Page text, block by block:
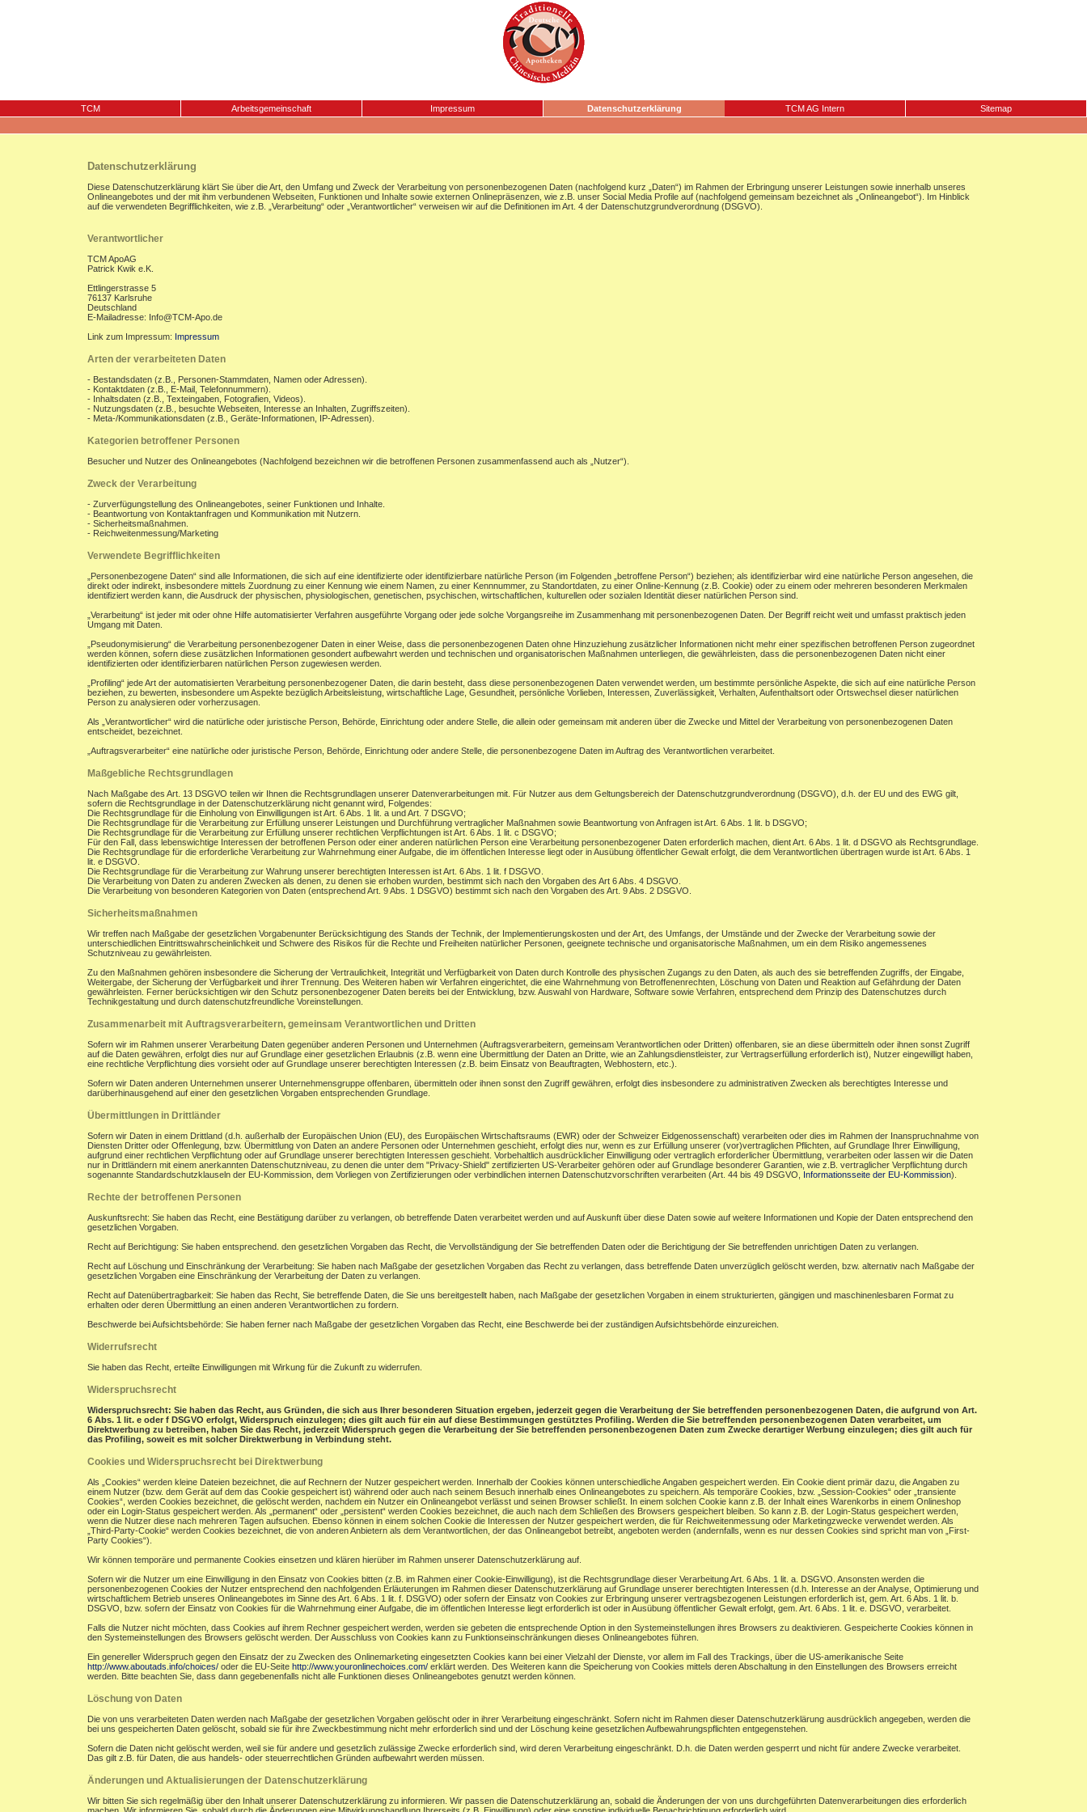
TCM Arbeitsgemeinschaft Impressum Datenschutzerklärung TCM AG Intern Sitemap
Datenschutzerklärung
Diese Datenschutzerklärung klärt Sie über die Art, den Umfang und Zweck der Verarbeitung von personenbezogenen Daten (nachfolgend kurz „Daten“) im Rahmen der Erbringung unserer Leistungen sowie innerhalb unseres
Onlineangebotes und der mit ihm verbundenen Webseiten, Funktionen und Inhalte sowie externen Onlinepräsenzen, wie z.B. unser Social Media Profile auf (nachfolgend gemeinsam bezeichnet als „Onlineangebot“). Im Hinblick
auf die verwendeten Begrifflichkeiten, wie z.B. „Verarbeitung“ oder „Verantwortlicher“ verweisen wir auf die Definitionen im Art. 4 der Datenschutzgrundverordnung (DSGVO).
Verantwortlicher
TCM ApoAG
Patrick Kwik e.K.
Ettlingerstrasse 5
76137 Karlsruhe
Deutschland
E-Mailadresse: Info@TCM-Apo.de
Link zum Impressum: Impressum
Arten der verarbeiteten Daten
- Bestandsdaten (z.B., Personen-Stammdaten, Namen oder Adressen).
- Kontaktdaten (z.B., E-Mail, Telefonnummern).
- Inhaltsdaten (z.B., Texteingaben, Fotografien, Videos).
- Nutzungsdaten (z.B., besuchte Webseiten, Interesse an Inhalten, Zugriffszeiten).
- Meta-/Kommunikationsdaten (z.B., Geräte-Informationen, IP-Adressen).
Kategorien betroffener Personen
Besucher und Nutzer des Onlineangebotes (Nachfolgend bezeichnen wir die betroffenen Personen zusammenfassend auch als „Nutzer“).
Zweck der Verarbeitung
- Zurverfügungstellung des Onlineangebotes, seiner Funktionen und Inhalte.
- Beantwortung von Kontaktanfragen und Kommunikation mit Nutzern.
- Sicherheitsmaßnahmen.
- Reichweitenmessung/Marketing
Verwendete Begrifflichkeiten
„Personenbezogene Daten“ sind alle Informationen, die sich auf eine identifizierte oder identifizierbare natürliche Person (im Folgenden „betroffene Person“) beziehen; als identifizierbar wird eine natürliche Person angesehen, die
direkt oder indirekt, insbesondere mittels Zuordnung zu einer Kennung wie einem Namen, zu einer Kennnummer, zu Standortdaten, zu einer Online-Kennung (z.B. Cookie) oder zu einem oder mehreren besonderen Merkmalen
identifiziert werden kann, die Ausdruck der physischen, physiologischen, genetischen, psychischen, wirtschaftlichen, kulturellen oder sozialen Identität dieser natürlichen Person sind.
„Verarbeitung“ ist jeder mit oder ohne Hilfe automatisierter Verfahren ausgeführte Vorgang oder jede solche Vorgangsreihe im Zusammenhang mit personenbezogenen Daten. Der Begriff reicht weit und umfasst praktisch jeden
Umgang mit Daten.
„Pseudonymisierung“ die Verarbeitung personenbezogener Daten in einer Weise, dass die personenbezogenen Daten ohne Hinzuziehung zusätzlicher Informationen nicht mehr einer spezifischen betroffenen Person zugeordnet
werden können, sofern diese zusätzlichen Informationen gesondert aufbewahrt werden und technischen und organisatorischen Maßnahmen unterliegen, die gewährleisten, dass die personenbezogenen Daten nicht einer
identifizierten oder identifizierbaren natürlichen Person zugewiesen werden.
„Profiling“ jede Art der automatisierten Verarbeitung personenbezogener Daten, die darin besteht, dass diese personenbezogenen Daten verwendet werden, um bestimmte persönliche Aspekte, die sich auf eine natürliche Person
beziehen, zu bewerten, insbesondere um Aspekte bezüglich Arbeitsleistung, wirtschaftliche Lage, Gesundheit, persönliche Vorlieben, Interessen, Zuverlässigkeit, Verhalten, Aufenthaltsort oder Ortswechsel dieser natürlichen
Person zu analysieren oder vorherzusagen.
Als „Verantwortlicher“ wird die natürliche oder juristische Person, Behörde, Einrichtung oder andere Stelle, die allein oder gemeinsam mit anderen über die Zwecke und Mittel der Verarbeitung von personenbezogenen Daten
entscheidet, bezeichnet.
„Auftragsverarbeiter“ eine natürliche oder juristische Person, Behörde, Einrichtung oder andere Stelle, die personenbezogene Daten im Auftrag des Verantwortlichen verarbeitet.
Maßgebliche Rechtsgrundlagen
Nach Maßgabe des Art. 13 DSGVO teilen wir Ihnen die Rechtsgrundlagen unserer Datenverarbeitungen mit. Für Nutzer aus dem Geltungsbereich der Datenschutzgrundverordnung (DSGVO), d.h. der EU und des EWG gilt,
sofern die Rechtsgrundlage in der Datenschutzerklärung nicht genannt wird, Folgendes:
Die Rechtsgrundlage für die Einholung von Einwilligungen ist Art. 6 Abs. 1 lit. a und Art. 7 DSGVO;
Die Rechtsgrundlage für die Verarbeitung zur Erfüllung unserer Leistungen und Durchführung vertraglicher Maßnahmen sowie Beantwortung von Anfragen ist Art. 6 Abs. 1 lit. b DSGVO;
Die Rechtsgrundlage für die Verarbeitung zur Erfüllung unserer rechtlichen Verpflichtungen ist Art. 6 Abs. 1 lit. c DSGVO;
Für den Fall, dass lebenswichtige Interessen der betroffenen Person oder einer anderen natürlichen Person eine Verarbeitung personenbezogener Daten erforderlich machen, dient Art. 6 Abs. 1 lit. d DSGVO als Rechtsgrundlage.
Die Rechtsgrundlage für die erforderliche Verarbeitung zur Wahrnehmung einer Aufgabe, die im öffentlichen Interesse liegt oder in Ausübung öffentlicher Gewalt erfolgt, die dem Verantwortlichen übertragen wurde ist Art. 6 Abs. 1
lit. e DSGVO.
Die Rechtsgrundlage für die Verarbeitung zur Wahrung unserer berechtigten Interessen ist Art. 6 Abs. 1 lit. f DSGVO.
Die Verarbeitung von Daten zu anderen Zwecken als denen, zu denen sie erhoben wurden, bestimmt sich nach den Vorgaben des Art 6 Abs. 4 DSGVO.
Die Verarbeitung von besonderen Kategorien von Daten (entsprechend Art. 9 Abs. 1 DSGVO) bestimmt sich nach den Vorgaben des Art. 9 Abs. 2 DSGVO.
Sicherheitsmaßnahmen
Wir treffen nach Maßgabe der gesetzlichen Vorgabenunter Berücksichtigung des Stands der Technik, der Implementierungskosten und der Art, des Umfangs, der Umstände und der Zwecke der Verarbeitung sowie der
unterschiedlichen Eintrittswahrscheinlichkeit und Schwere des Risikos für die Rechte und Freiheiten natürlicher Personen, geeignete technische und organisatorische Maßnahmen, um ein dem Risiko angemessenes
Schutzniveau zu gewährleisten.
Zu den Maßnahmen gehören insbesondere die Sicherung der Vertraulichkeit, Integrität und Verfügbarkeit von Daten durch Kontrolle des physischen Zugangs zu den Daten, als auch des sie betreffenden Zugriffs, der Eingabe,
Weitergabe, der Sicherung der Verfügbarkeit und ihrer Trennung. Des Weiteren haben wir Verfahren eingerichtet, die eine Wahrnehmung von Betroffenenrechten, Löschung von Daten und Reaktion auf Gefährdung der Daten
gewährleisten. Ferner berücksichtigen wir den Schutz personenbezogener Daten bereits bei der Entwicklung, bzw. Auswahl von Hardware, Software sowie Verfahren, entsprechend dem Prinzip des Datenschutzes durch
Technikgestaltung und durch datenschutzfreundliche Voreinstellungen.
Zusammenarbeit mit Auftragsverarbeitern, gemeinsam Verantwortlichen und Dritten
Sofern wir im Rahmen unserer Verarbeitung Daten gegenüber anderen Personen und Unternehmen (Auftragsverarbeitern, gemeinsam Verantwortlichen oder Dritten) offenbaren, sie an diese übermitteln oder ihnen sonst Zugriff
auf die Daten gewähren, erfolgt dies nur auf Grundlage einer gesetzlichen Erlaubnis (z.B. wenn eine Übermittlung der Daten an Dritte, wie an Zahlungsdienstleister, zur Vertragserfüllung erforderlich ist), Nutzer eingewilligt haben,
eine rechtliche Verpflichtung dies vorsieht oder auf Grundlage unserer berechtigten Interessen (z.B. beim Einsatz von Beauftragten, Webhostern, etc.).
Sofern wir Daten anderen Unternehmen unserer Unternehmensgruppe offenbaren, übermitteln oder ihnen sonst den Zugriff gewähren, erfolgt dies insbesondere zu administrativen Zwecken als berechtigtes Interesse und
darüberhinausgehend auf einer den gesetzlichen Vorgaben entsprechenden Grundlage.
Übermittlungen in Drittländer
Sofern wir Daten in einem Drittland (d.h. außerhalb der Europäischen Union (EU), des Europäischen Wirtschaftsraums (EWR) oder der Schweizer Eidgenossenschaft) verarbeiten oder dies im Rahmen der Inanspruchnahme von
Diensten Dritter oder Offenlegung, bzw. Übermittlung von Daten an andere Personen oder Unternehmen geschieht, erfolgt dies nur, wenn es zur Erfüllung unserer (vor)vertraglichen Pflichten, auf Grundlage Ihrer Einwilligung,
aufgrund einer rechtlichen Verpflichtung oder auf Grundlage unserer berechtigten Interessen geschieht. Vorbehaltlich ausdrücklicher Einwilligung oder vertraglich erforderlicher Übermittlung, verarbeiten oder lassen wir die Daten
nur in Drittländern mit einem anerkannten Datenschutzniveau, zu denen die unter dem "Privacy-Shield" zertifizierten US-Verarbeiter gehören oder auf Grundlage besonderer Garantien, wie z.B. vertraglicher Verpflichtung durch
sogenannte Standardschutzklauseln der EU-Kommission, dem Vorliegen von Zertifizierungen oder verbindlichen internen Datenschutzvorschriften verarbeiten (Art. 44 bis 49 DSGVO, Informationsseite der EU-Kommission).
Rechte der betroffenen Personen
Auskunftsrecht: Sie haben das Recht, eine Bestätigung darüber zu verlangen, ob betreffende Daten verarbeitet werden und auf Auskunft über diese Daten sowie auf weitere Informationen und Kopie der Daten entsprechend den
gesetzlichen Vorgaben.
Recht auf Berichtigung: Sie haben entsprechend. den gesetzlichen Vorgaben das Recht, die Vervollständigung der Sie betreffenden Daten oder die Berichtigung der Sie betreffenden unrichtigen Daten zu verlangen.
Recht auf Löschung und Einschränkung der Verarbeitung: Sie haben nach Maßgabe der gesetzlichen Vorgaben das Recht zu verlangen, dass betreffende Daten unverzüglich gelöscht werden, bzw. alternativ nach Maßgabe der
gesetzlichen Vorgaben eine Einschränkung der Verarbeitung der Daten zu verlangen.
Recht auf Datenübertragbarkeit: Sie haben das Recht, Sie betreffende Daten, die Sie uns bereitgestellt haben, nach Maßgabe der gesetzlichen Vorgaben in einem strukturierten, gängigen und maschinenlesbaren Format zu
erhalten oder deren Übermittlung an einen anderen Verantwortlichen zu fordern.
Beschwerde bei Aufsichtsbehörde: Sie haben ferner nach Maßgabe der gesetzlichen Vorgaben das Recht, eine Beschwerde bei der zuständigen Aufsichtsbehörde einzureichen.
Widerrufsrecht
Sie haben das Recht, erteilte Einwilligungen mit Wirkung für die Zukunft zu widerrufen.
Widerspruchsrecht
Widerspruchsrecht: Sie haben das Recht, aus Gründen, die sich aus Ihrer besonderen Situation ergeben, jederzeit gegen die Verarbeitung der Sie betreffenden personenbezogenen Daten, die aufgrund von Art.
6 Abs. 1 lit. e oder f DSGVO erfolgt, Widerspruch einzulegen; dies gilt auch für ein auf diese Bestimmungen gestütztes Profiling. Werden die Sie betreffenden personenbezogenen Daten verarbeitet, um
Direktwerbung zu betreiben, haben Sie das Recht, jederzeit Widerspruch gegen die Verarbeitung der Sie betreffenden personenbezogenen Daten zum Zwecke derartiger Werbung einzulegen; dies gilt auch für
das Profiling, soweit es mit solcher Direktwerbung in Verbindung steht.
Cookies und Widerspruchsrecht bei Direktwerbung
Als „Cookies“ werden kleine Dateien bezeichnet, die auf Rechnern der Nutzer gespeichert werden. Innerhalb der Cookies können unterschiedliche Angaben gespeichert werden. Ein Cookie dient primär dazu, die Angaben zu
einem Nutzer (bzw. dem Gerät auf dem das Cookie gespeichert ist) während oder auch nach seinem Besuch innerhalb eines Onlineangebotes zu speichern. Als temporäre Cookies, bzw. „Session-Cookies“ oder „transiente
Cookies“, werden Cookies bezeichnet, die gelöscht werden, nachdem ein Nutzer ein Onlineangebot verlässt und seinen Browser schließt. In einem solchen Cookie kann z.B. der Inhalt eines Warenkorbs in einem Onlineshop
oder ein Login-Status gespeichert werden. Als „permanent“ oder „persistent“ werden Cookies bezeichnet, die auch nach dem Schließen des Browsers gespeichert bleiben. So kann z.B. der Login-Status gespeichert werden,
wenn die Nutzer diese nach mehreren Tagen aufsuchen. Ebenso können in einem solchen Cookie die Interessen der Nutzer gespeichert werden, die für Reichweitenmessung oder Marketingzwecke verwendet werden. Als
„Third-Party-Cookie“ werden Cookies bezeichnet, die von anderen Anbietern als dem Verantwortlichen, der das Onlineangebot betreibt, angeboten werden (andernfalls, wenn es nur dessen Cookies sind spricht man von „First-
Party Cookies“).
Wir können temporäre und permanente Cookies einsetzen und klären hierüber im Rahmen unserer Datenschutzerklärung auf.
Sofern wir die Nutzer um eine Einwilligung in den Einsatz von Cookies bitten (z.B. im Rahmen einer Cookie-Einwilligung), ist die Rechtsgrundlage dieser Verarbeitung Art. 6 Abs. 1 lit. a. DSGVO. Ansonsten werden die
personenbezogenen Cookies der Nutzer entsprechend den nachfolgenden Erläuterungen im Rahmen dieser Datenschutzerklärung auf Grundlage unserer berechtigten Interessen (d.h. Interesse an der Analyse, Optimierung und
wirtschaftlichem Betrieb unseres Onlineangebotes im Sinne des Art. 6 Abs. 1 lit. f. DSGVO) oder sofern der Einsatz von Cookies zur Erbringung unserer vertragsbezogenen Leistungen erforderlich ist, gem. Art. 6 Abs. 1 lit. b.
DSGVO, bzw. sofern der Einsatz von Cookies für die Wahrnehmung einer Aufgabe, die im öffentlichen Interesse liegt erforderlich ist oder in Ausübung öffentlicher Gewalt erfolgt, gem. Art. 6 Abs. 1 lit. e. DSGVO, verarbeitet.
Falls die Nutzer nicht möchten, dass Cookies auf ihrem Rechner gespeichert werden, werden sie gebeten die entsprechende Option in den Systemeinstellungen ihres Browsers zu deaktivieren. Gespeicherte Cookies können in
den Systemeinstellungen des Browsers gelöscht werden. Der Ausschluss von Cookies kann zu Funktionseinschränkungen dieses Onlineangebotes führen.
Ein genereller Widerspruch gegen den Einsatz der zu Zwecken des Onlinemarketing eingesetzten Cookies kann bei einer Vielzahl der Dienste, vor allem im Fall des Trackings, über die US-amerikanische Seite
http://www.aboutads.info/choices/ oder die EU-Seite http://www.youronlinechoices.com/ erklärt werden. Des Weiteren kann die Speicherung von Cookies mittels deren Abschaltung in den Einstellungen des Browsers erreicht
werden. Bitte beachten Sie, dass dann gegebenenfalls nicht alle Funktionen dieses Onlineangebotes genutzt werden können.
Löschung von Daten
Die von uns verarbeiteten Daten werden nach Maßgabe der gesetzlichen Vorgaben gelöscht oder in ihrer Verarbeitung eingeschränkt. Sofern nicht im Rahmen dieser Datenschutzerklärung ausdrücklich angegeben, werden die
bei uns gespeicherten Daten gelöscht, sobald sie für ihre Zweckbestimmung nicht mehr erforderlich sind und der Löschung keine gesetzlichen Aufbewahrungspflichten entgegenstehen.
Sofern die Daten nicht gelöscht werden, weil sie für andere und gesetzlich zulässige Zwecke erforderlich sind, wird deren Verarbeitung eingeschränkt. D.h. die Daten werden gesperrt und nicht für andere Zwecke verarbeitet.
Das gilt z.B. für Daten, die aus handels- oder steuerrechtlichen Gründen aufbewahrt werden müssen.
Änderungen und Aktualisierungen der Datenschutzerklärung
Wir bitten Sie sich regelmäßig über den Inhalt unserer Datenschutzerklärung zu informieren. Wir passen die Datenschutzerklärung an, sobald die Änderungen der von uns durchgeführten Datenverarbeitungen dies erforderlich